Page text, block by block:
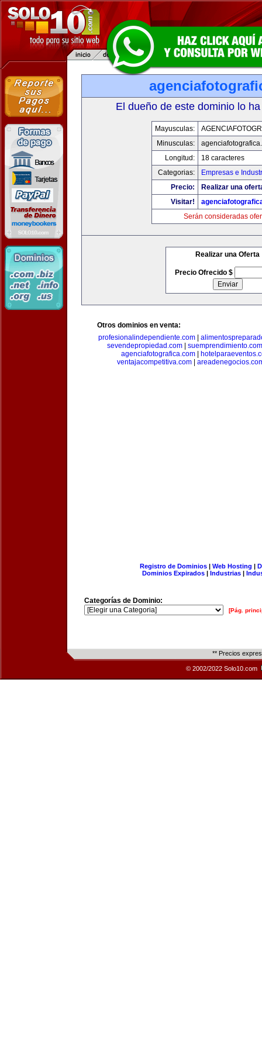
El dueño de este dominio lo
Mayusculas:
Minusculas:
Longitud:
18 caracteres
Categorias:
Empresas e
Precio:
Realizar una
Visitar!
Serán consideradas
Realizar una Oferta
Precio Ofrecido $
Otros dominios en venta:
profesionalindependiente.com
sevendepropiedad.com| suemprendimiento.com
agenciafotografica.com|
ventajacompetitiva.com
Registro de Dominios| Web Hosting |
Dominios Expirados | Industrias |
Categorías de Dominio:
[Pág.
** Precios
© 2002/2022 Solo10.com